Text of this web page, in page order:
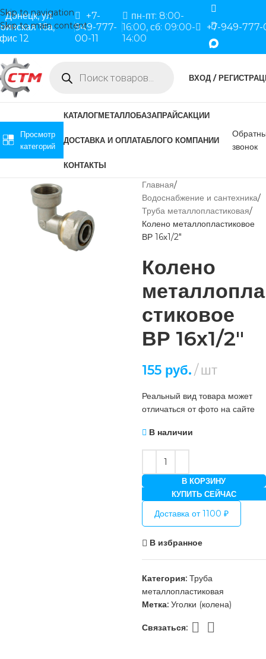
Skip to navigation
Skip to main content
Донецк, ул.
16а,
12
+7-
949-777-
00-11
пн-пт: 8:00-
16:00, сб: 09:00-
14:00
+7-949-777-
ВХОД /
Просмотр
категорий
КАТАЛОГМЕТАЛЛОБАЗАПРАЙСАКЦИИ
ДОСТАВКА И ОПЛАТАБЛОГО КОМПАНИИ
КОНТАКТЫ
звонок
Главная
Водоснабжение и сантехника
Труба металлопластиковая
Колено металлопластиковое
ВР 16х1/2″
Колено
металлопла
стиковое
ВР 16х1/2″
155руб. шт
Реальный вид товара может
отличаться от фото на сайте
В наличии
В КОРЗИНУ
КУПИТЬ СЕЙЧАС
Доставка от 1100 ₽
В избранное
Категория: Труба
металлопластиковая
Метка: Уголки (колена)
Связаться: